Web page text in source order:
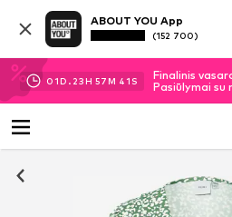
ABOUT YOU App
(152 700)
01D. 23H 57M 41 S
Finalinis
Pasiūlymai su